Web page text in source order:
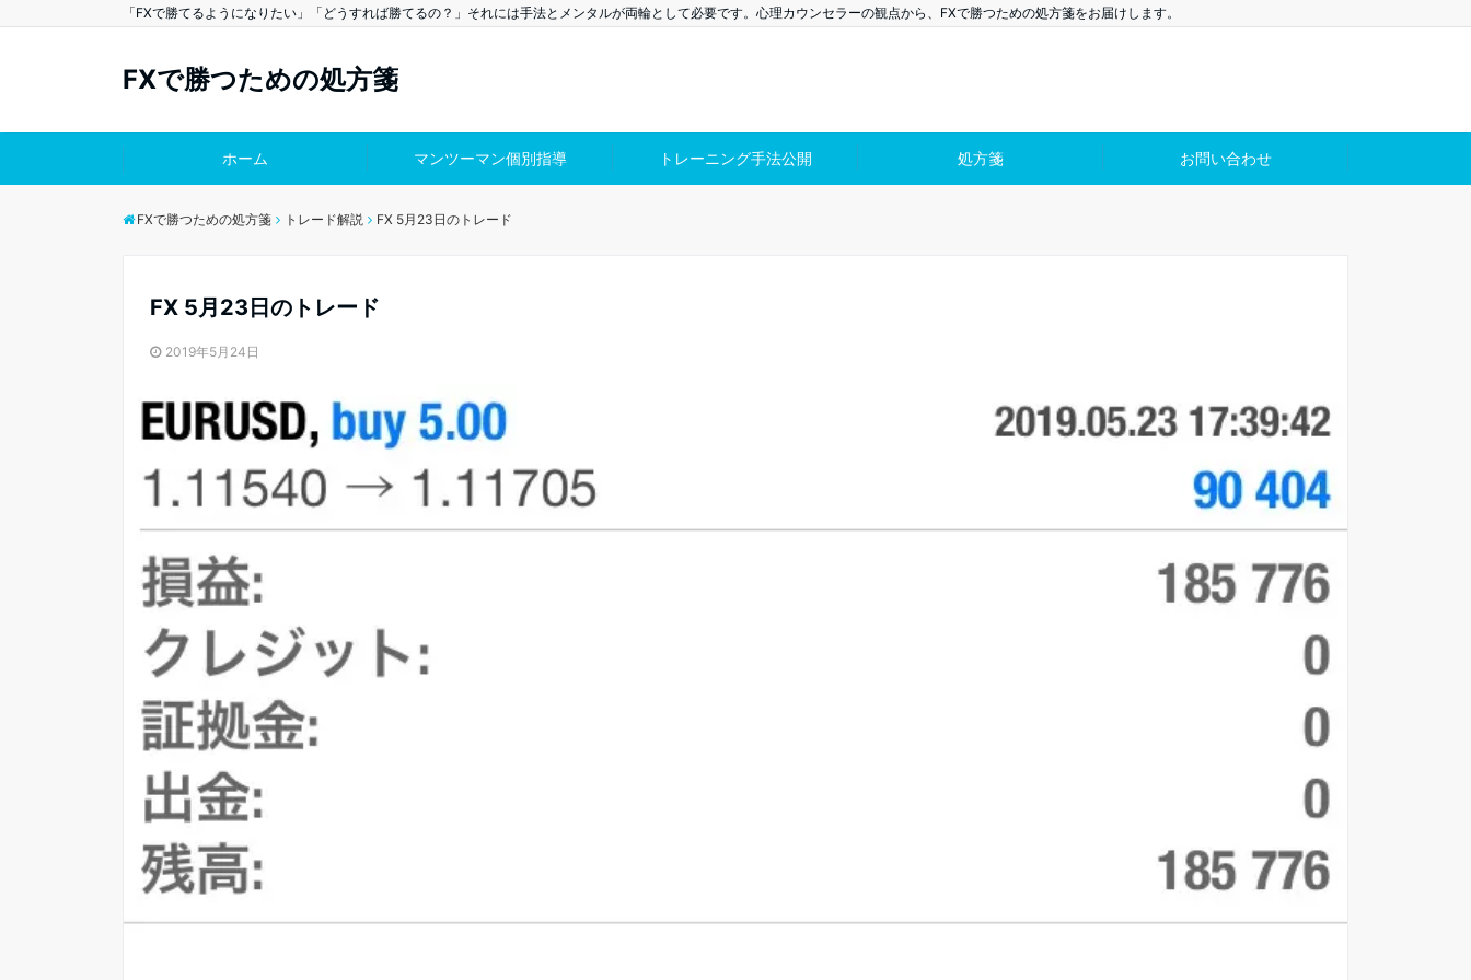
「FXで勝てるようになりたい」「どうすれば勝てるの？」それには手法とメンタルが両輪として必要です。心理カウンセラーの観点から、FXで勝つための処方箋をお届けします。
FXで勝つための処方箋
ホーム マンツーマン個別指導 トレーニング手法公開 処方箋 お問い合わせ
FXで勝つための処方箋 トレード解説 FX 5月23日のトレード
FX 5月23日のトレード
2019年5月24日